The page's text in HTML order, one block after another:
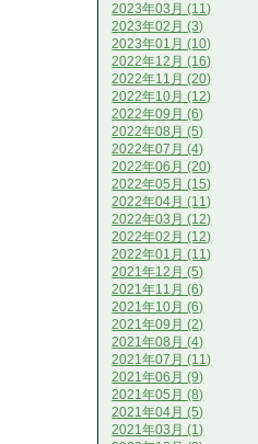
2023年03月 (11)
2023年02月 (3)
2023年01月 (10)
2022年12月 (16)
2022年11月 (20)
2022年10月 (12)
2022年09月 (6)
2022年08月 (5)
2022年07月 (4)
2022年06月 (20)
2022年05月 (15)
2022年04月 (11)
2022年03月 (12)
2022年02月 (12)
2022年01月 (11)
2021年12月 (5)
2021年11月 (6)
2021年10月 (6)
2021年09月 (2)
2021年08月 (4)
2021年07月 (11)
2021年06月 (9)
2021年05月 (8)
2021年04月 (5)
2021年03月 (1)